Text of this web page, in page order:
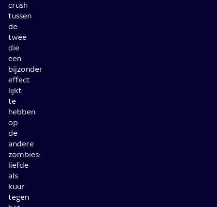
crush
tussen
de
twee
die
een
bijzonder
effect
lijkt
te
hebben
op
de
andere
zombies:
liefde
als
kuur
tegen